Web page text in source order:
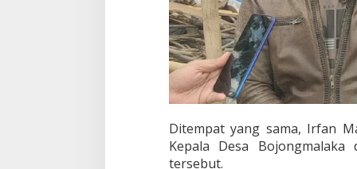
Ditempat yang sama, Irfan
Kepala Desa
tersebut.